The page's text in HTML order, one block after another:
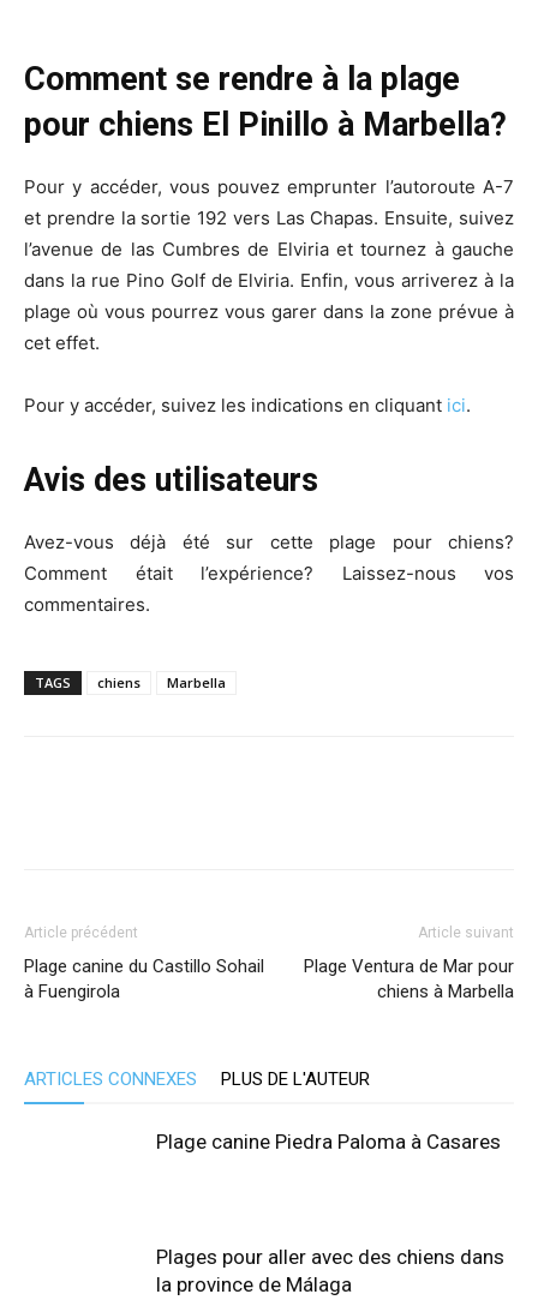
Comment se rendre à la plage
pour chiens El Pinillo à Marbella?
Pour y accéder, vous pouvez emprunter l’autoroute A-7
et prendre la sortie 192 vers Las Chapas. Ensuite, suivez
l’avenue de las Cumbres de Elviria et tournez à gauche
dans la rue Pino Golf de Elviria. Enfin, vous arriverez à la
plage où vous pourrez vous garer dans la zone prévue à
cet effet.
Pour y accéder, suivez les indications en cliquant ici.
Avis des utilisateurs
Avez-vous déjà été sur cette plage pour chiens?
Comment était l’expérience? Laissez-nous vos
commentaires.
TAGS chiens Marbella
Article précédent
Plage canine du Castillo Sohail
à Fuengirola
Article suivant
Plage Ventura de Mar pour
chiens à Marbella
ARTICLES CONNEXES PLUS DE L'AUTEUR
Plage canine Piedra Paloma à Casares
Plages pour aller avec des chiens dans
la province de Málaga